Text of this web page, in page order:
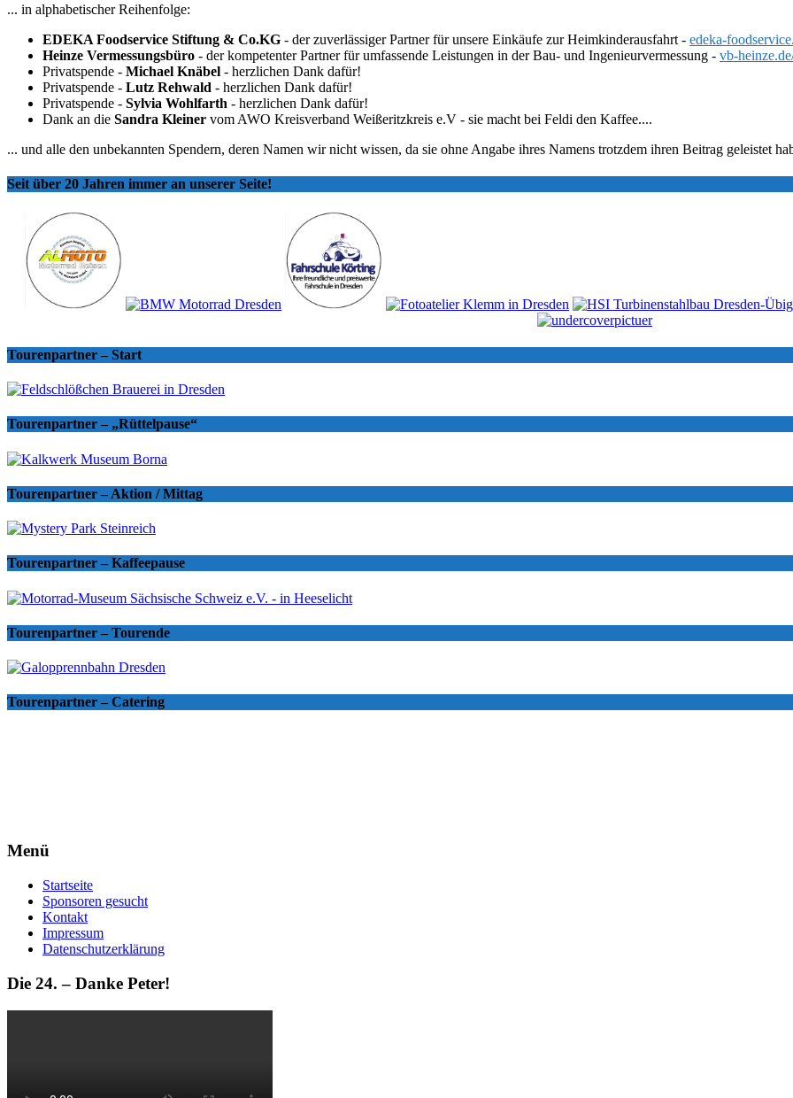
... in alphabetischer Reihenfolge:
EDEKA Foodservice Stiftung & Co.KG - der zuverlässiger Partner für unsere Einkäufe zur Heimkinderausfahrt - edeka-
Heinze Vermessungsbüro - der kompetenter Partner für umfassende Leistungen in der Bau- und Ingenieurvermessung - vb-
Privatspende - Michael Knäbel - herzlichen Dank dafür!
Privatspende - Lutz Rehwald - herzlichen Dank dafür!
Privatspende - Sylvia Wohlfarth - herzlichen Dank dafür!
Dank an die Sandra Kleiner vom AWO Kreisverband Weißeritzkreis e.V - sie macht bei Feldi den Kaffee....
... und alle den unbekannten Spendern, deren Namen wir nicht wissen, da sie ohne Angabe ihres Namens trotzdem ihren Beitrag geleistet
Seit über 20 Jahren immer an unserer Seite!
Tourenpartner – Start
Tourenpartner – „Rüttelpause“
Tourenpartner – Aktion / Mittag
Tourenpartner – Kaffeepause
Tourenpartner – Tourende
Tourenpartner – Catering
Menü
Startseite
Sponsoren gesucht
Kontakt
Impressum
Datenschutzerklärung
Die 24. – Danke Peter!